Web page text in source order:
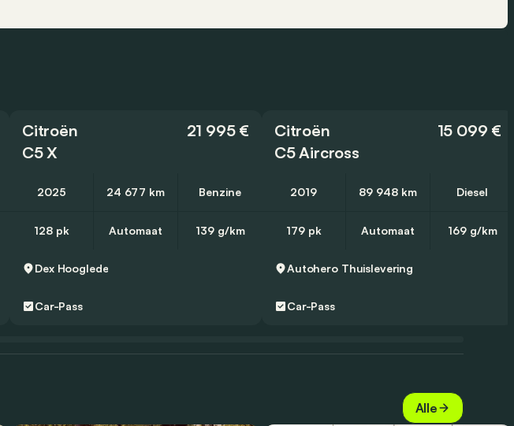
Citroën
C5 X
21 995 €
2025 24 677 km Benzine
128 pk Automaat 139 g/km
Dex Hooglede
Car-Pass
Citroën
C5 Aircross
15 099 €
2019 89 948 km Diesel
179 pk Automaat 169 g/km
Autohero Thuislevering
Car-Pass
Alle